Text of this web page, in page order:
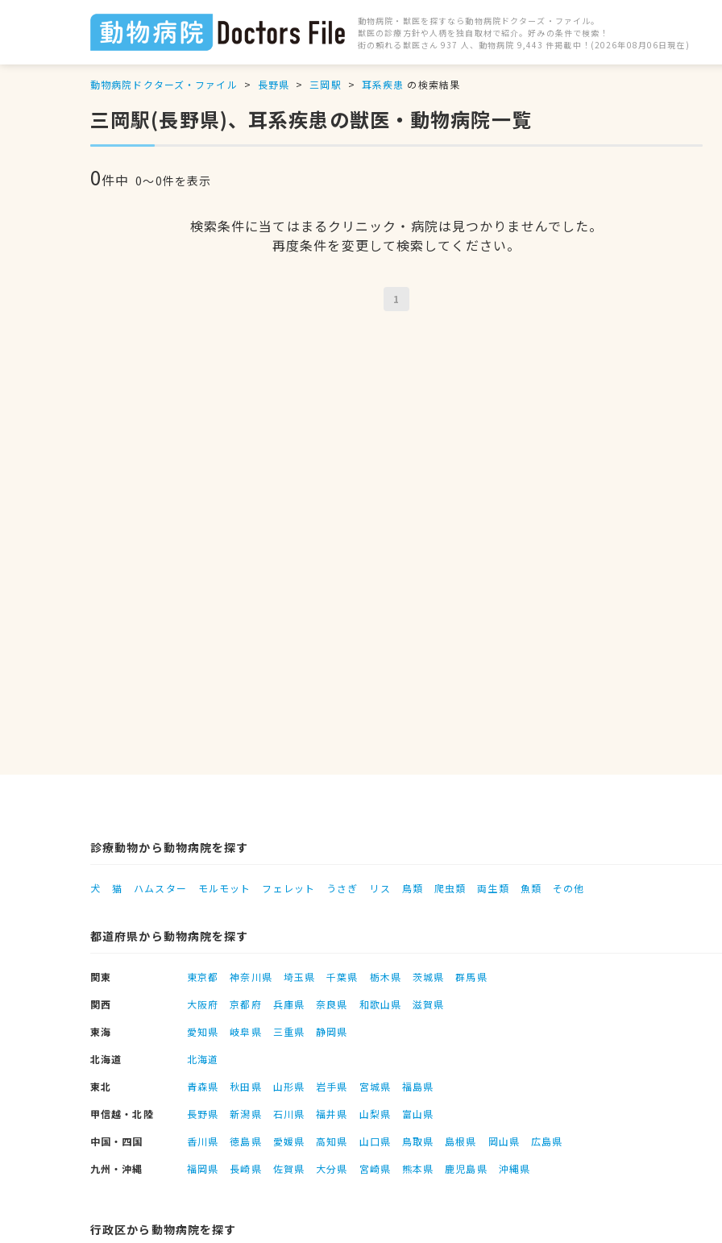
動物病院・獣医を探すなら動物病院ドクターズ・ファイル。
獣医の診療方針や人柄を独自取材で紹介。好みの条件で検索！
街の頼れる獣医さん 937 人、動物病院 9,443 件掲載中！(2026年08月06日現在)
動物病院ドクターズ・ファイル 長野県 三岡駅 耳系疾患 の検索結果
三岡駅(長野県)、耳系疾患の獣医・動物病院一覧
0件中 0〜0件を表示
検索条件に当てはまるクリニック・病院は見つかりませんでした。
再度条件を変更して検索してください。
1
診療動物から動物病院を探す
犬 猫 ハムスター モルモット フェレット うさぎ リス 鳥類 爬虫類 両生類 魚類 その他
都道府県から動物病院を探す
関東 東京都 神奈川県 埼玉県 千葉県 栃木県 茨城県
群馬県
関西
大阪府 京都府 兵庫県 奈良県 和歌山県
滋賀県
東海
愛知県 岐阜県 三重県
静岡県
北海道
北海道
東北
青森県 秋田県 山形県 岩手県 宮城県
福島県
甲信越・北陸
長野県 新潟県 石川県 福井県 山梨県
富山県
中国・四国
香川県 徳島県 愛媛県 高知県 山口県 鳥取県 島根県 岡山県
広島県
九州・沖縄
福岡県 長崎県 佐賀県 大分県 宮崎県 熊本県 鹿児島県 沖縄県
行政区から動物病院を探す